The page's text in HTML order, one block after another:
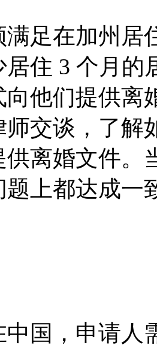
满足在加州居
居住 3 个月的
向他们提供离
师交谈，了解
供离婚文件。
题上都达成一
国，申请人